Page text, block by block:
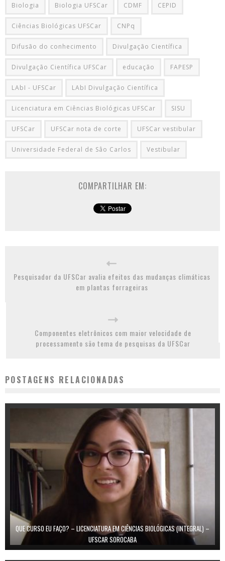
Biologia Biologia UFSCar CDMF CEPID
Ciências Biológicas UFSCar CNPq
Difusão do conhecimento Divulgação Científica
Divulgação Científica UFSCar educação FAPESP
LAbI - UFSCar LAbI Divulgação Científica
Licenciatura em Ciências Biológicas UFSCar SISU
UFSCar UFSCar nota de corte UFSCar vestibular
Universidade Federal de Sâo Carlos Vestibular
COMPARTILHAR EM:
Pesquisador da UFSCar avalia efeitos das mudanças climáticas
em plantas forrageiras
Componentes eletrônicos com maior velocidade de
processamento são tema de pesquisas da UFSCar
POSTAGENS RELACIONADAS
QUE CURSO EU FAÇO? – LICENCIATURA EM CIÊNCIAS BIOLÓGICAS (INTEGRAL) –
UFSCAR SOROCABA